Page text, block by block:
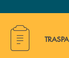
Hai bisogno